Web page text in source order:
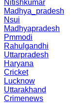
Nitishkumar
Madhya_pradesh
Nsui
Madhyapradesh
Pmmodi
Rahulgandhi
Uttarpradesh
Haryana
Cricket
Lucknow
Uttarakhand
Crimenews